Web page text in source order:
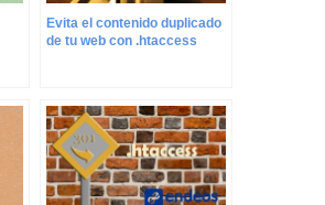
Evita el contenido duplicado
de tu web con .htaccess